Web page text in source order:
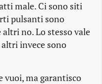
male. Ci sono siti
pulsanti sono
no. Lo stesso vale
invece sono
vuoi, ma garantisco